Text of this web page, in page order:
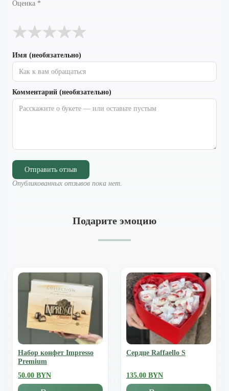
Оценка *
★
★
★
★
★
Имя (необязательно)
Комментарий (необязательно)
Отправить отзыв
Опубликованных отзывов пока нет.
Подарите эмоцию
Набор конфет Impresso
Premium
50.00 BYN
Сердце Raffaello S
135.00 BYN